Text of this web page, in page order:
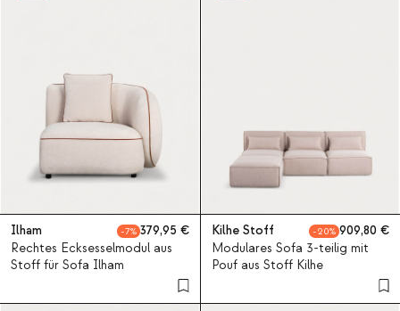
Ilham 7
379,95
Rechtes Ecksesselmodul aus
Stoff für Sofa Ilham
Kilhe Stoff 20
909,80
Modulares Sofa 3-teilig mit
Pouf aus Stoff Kilhe